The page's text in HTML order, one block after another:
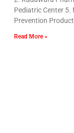
Pediatric Center 5.
Prevention
Read More »